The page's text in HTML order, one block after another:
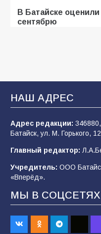
В Батайске
сентябрю
«Мобилизация или
деле происходит в
«Пургу нести — не
заявления о
пропагандистский
НАШ АДРЕС
Адрес редакции:
Батайск, ул. М. Горького,
Главный редактор:
Учредитель: ООО
«Вперёд».
МЫ В СОЦСЕТЯХ